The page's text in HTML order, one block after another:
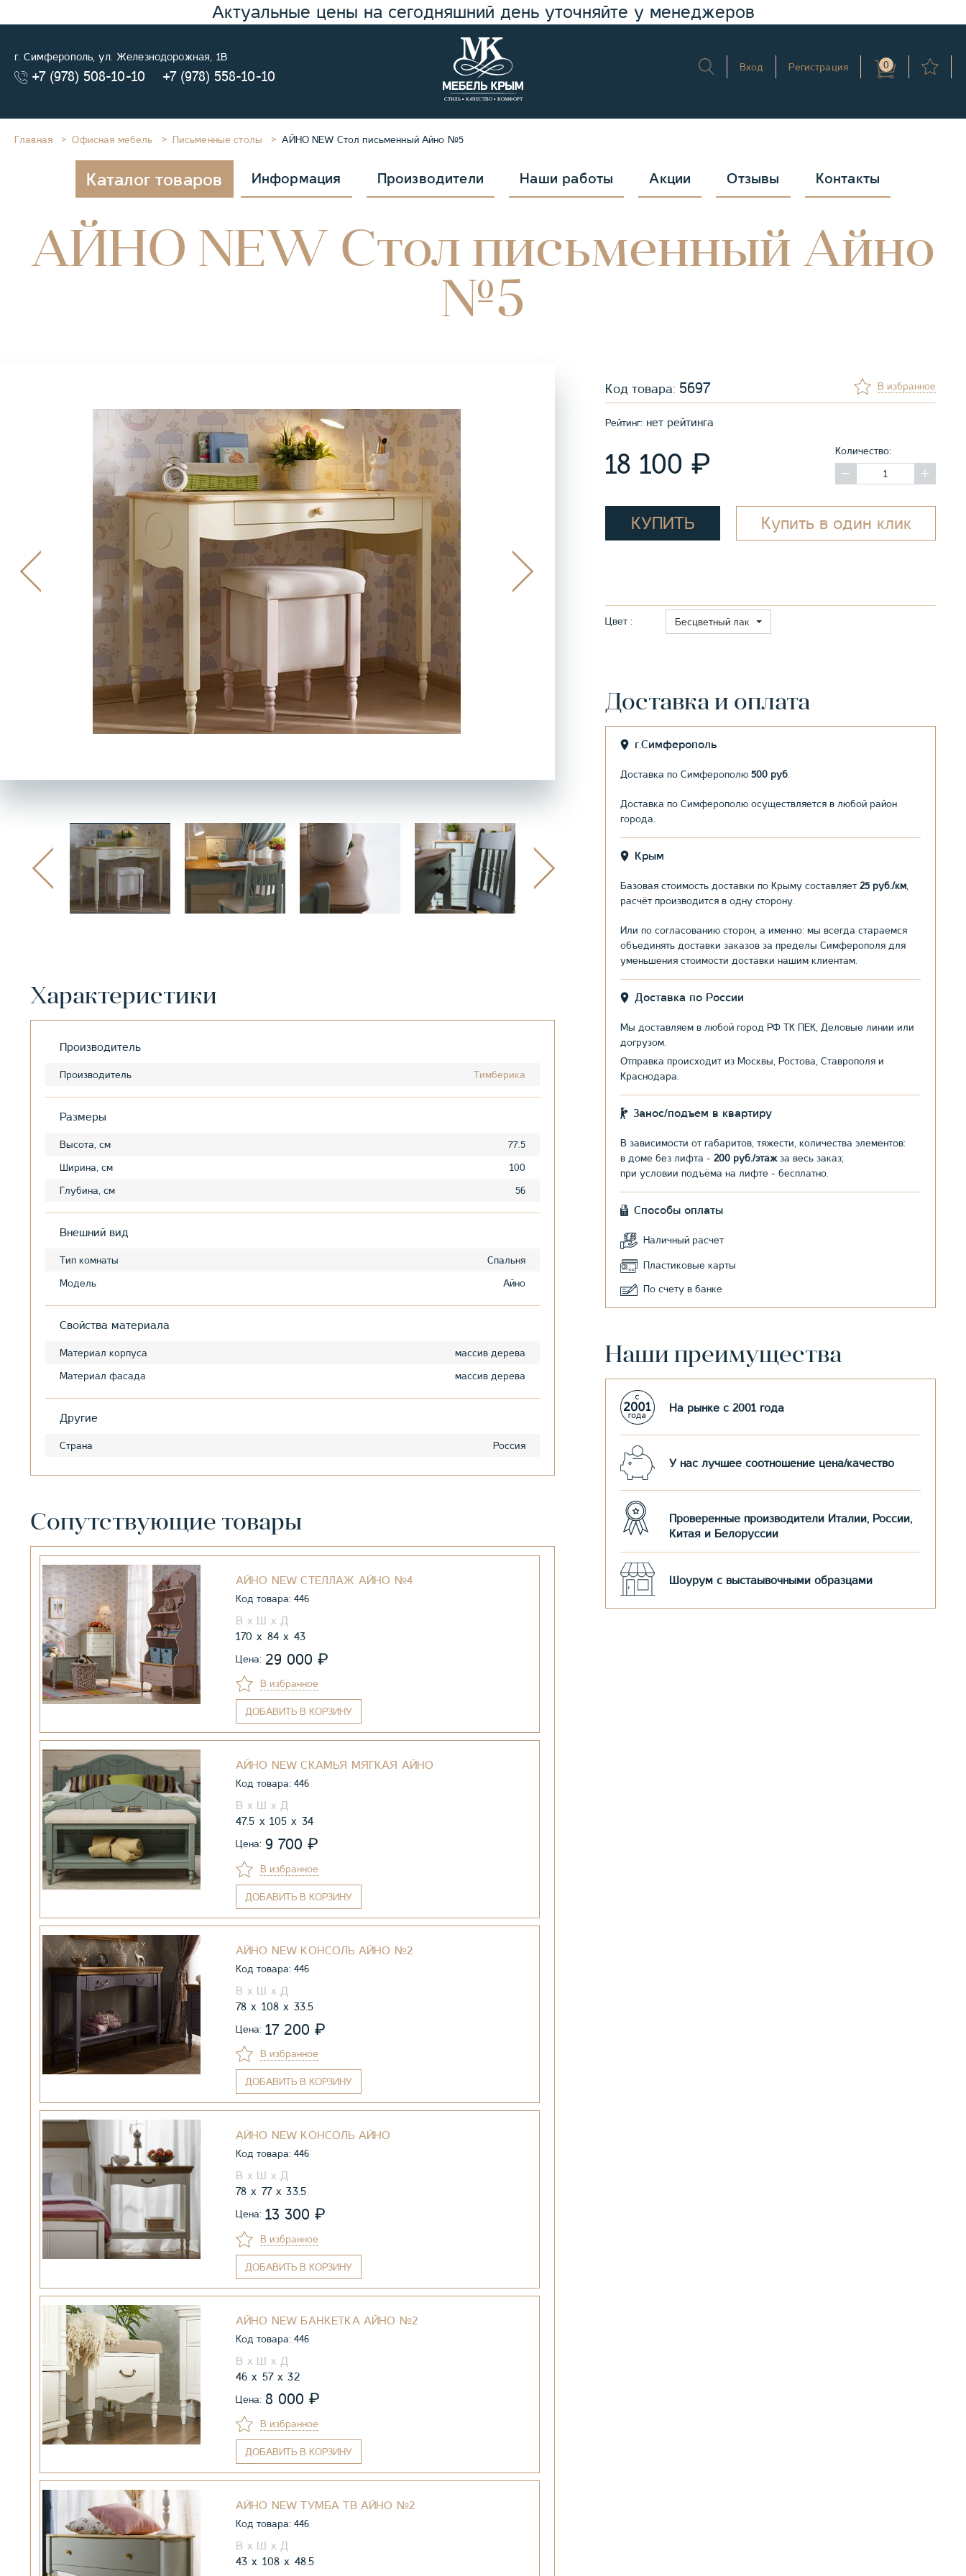
Актуальные цены на сегодняшний день уточняйте у менеджеров
г. Симферополь, ул. Железнодорожная, 1В
+7 (978) 508-10-10 +7 (978) 558-10-10
Вход Регистрация 0
Главная Офисная мебель Письменные столы АЙНО NEW Стол письменный Айно №5
Каталог товаров Информация Производители Наши работы Акции Отзывы Контакты
АЙНО NEW Стол письменный Айно
№5
Код товара: 5697 В избранное
Рейтинг: нет рейтинга
18 100 ₽ Количество:
КУПИТЬ Купить в один клик
Цвет : Бесцветный лак
Доставка и оплата
г.Симферополь
Доставка по Симферополю 500 руб
Доставка по Симферополю осуществляется в любой район
города.
Крым
Базовая стоимость доставки по Крыму составляет 25 руб./км
расчёт производится в одну сторону.
Или по согласованию сторон, а именно: мы всегда стараемся
объединять доставки заказов за пределы Симферополя для
уменьшения стоимости доставки нашим клиентам.
Доставка по России
Мы доставляем в любой город РФ ТК ПЕК, Деловые линии или
догрузом.
Отправка происходит из Москвы, Ростова, Ставрополя и
Краснодара.
Занос/подъем в квартиру
В зависимости от габаритов, тяжести, количества элементов:
в доме без лифта - 200 руб./этажза весь заказ;
при условии подъёма на лифте - бесплатно.
Способы оплаты
Наличный расчет
Пластиковые карты
По счету в банке
Наши преимущества
На рынке с 2001 года
У нас лучшее соотношение цена/качество
Проверенные производители Италии, России,
Китая и Белоруссии
Шоурум с выстаывочными образцами
Характеристики
Производитель
Производитель Тимберика
Размеры
Высота, см
77.5
Ширина, см
100
Глубина, см
56
Внешний вид
Тип комнаты
Спальня
Модель
Айно
Свойства материала
Материал корпуса
массив дерева
Материал фасада
массив дерева
Другие
Страна Россия
Сопутствующие товары
АЙНО NEW СТЕЛЛАЖ АЙНО №4
Код товара: 446
170 84 43
Цена: 29 000 ₽
В избранное
ДОБАВИТЬ В КОРЗИНУ
АЙНО NEW СКАМЬЯ МЯГКАЯ АЙНО
Код товара: 446
47.5 105 34
Цена: 9 700 ₽
В избранное
ДОБАВИТЬ В КОРЗИНУ
АЙНО NEW КОНСОЛЬ АЙНО №2
Код товара: 446
78 108 33.5
Цена: 17 200 ₽
В избранное
ДОБАВИТЬ В КОРЗИНУ
АЙНО NEW КОНСОЛЬ АЙНО
Код товара: 446
78 77 33.5
Цена: 13 300 ₽
В избранное
ДОБАВИТЬ В КОРЗИНУ
АЙНО NEW БАНКЕТКА АЙНО №2
Код товара: 446
46 57 32
Цена: 8 000 ₽
В избранное
ДОБАВИТЬ В КОРЗИНУ
АЙНО NEW ТУМБА ТВ АЙНО №2
Код товара: 446
43 108 48.5